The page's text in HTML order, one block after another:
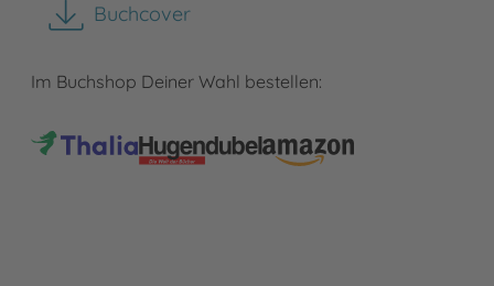
Buchcover
herunterladen
Im Buchshop Deiner Wahl bestellen: